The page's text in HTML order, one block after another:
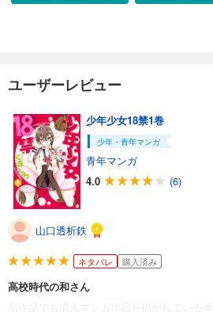
ユーザーレビュー
少年少女18禁1巻
少年・青年マンガ
青年マンガ
4.0
(6)
山口透析鉄
ネタバレ 購入済み
高校時代の和さん